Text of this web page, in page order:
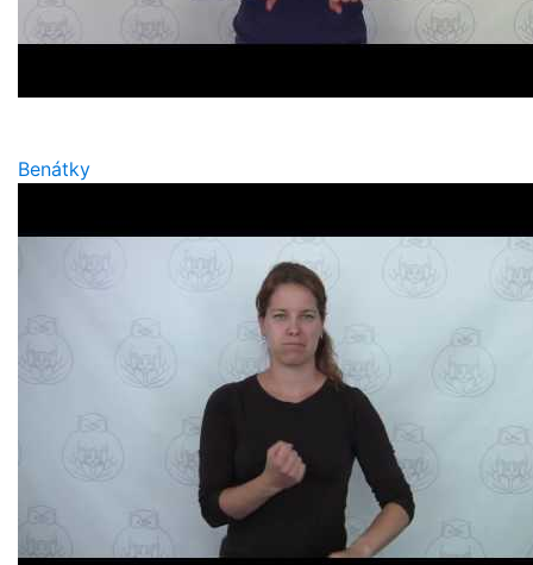
Benátky